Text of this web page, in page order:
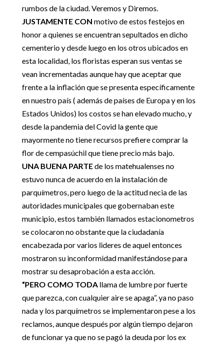
rumbos de la ciudad. Veremos y Diremos.
JUSTAMENTE CON motivo de estos festejos en
honor a quienes se encuentran sepultados en dicho
cementerio y desde luego en los otros ubicados en
esta localidad, los floristas esperan sus ventas se
vean incrementadas aunque hay que aceptar que
frente a la inflación que se presenta específicamente
en nuestro país ( además de países de Europa y en los
Estados Unidos) los costos se han elevado mucho, y
desde la pandemia del Covid la gente que
mayormente no tiene recursos prefiere comprar la
flor de cempasúchil que tiene precio más bajo.
UNA BUENA PARTEde los matehualenses no
estuvo nunca de acuerdo en la instalación de
parquímetros, pero luego de la actitud necia de las
autoridades municipales que gobernaban este
municipio, estos también llamados estacionometros
se colocaron no obstante que la ciudadanía
encabezada por varios lideres de aquel entonces
mostraron su inconformidad manifestándose para
mostrar su desaprobación a esta acción.
“PERO COMO TODAllama de lumbre por fuerte
que parezca, con cualquier aire se apaga”, ya no paso
nada y los parquímetros se implementaron pese a los
reclamos, aunque después por algún tiempo dejaron
de funcionar ya que no se pagó la deuda por los ex